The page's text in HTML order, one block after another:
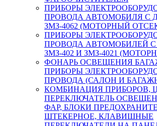
ПРИБОРЫ
ПРОВОДА АВТОМОБИЛЯ С
ЗМЗ-4062 (МОТОРНЫЙ
ПРИБОРЫ
ПРОВОДА АВТОМОБИЛЕЙ
ЗМЗ-402 И ЗМЗ-4021
ФОНАРЬ ОСВЕЩЕНИЯ
ПРИБОРЫ
ПРОВОДА (САЛОН И
КОМБИНАЦИЯ ПРИБОРОВ,
ПЕРЕКЛЮЧАТЕЛЬ
ФАР, БЛОКИ
ШТЕКЕРНОЕ, КЛАВИШНЫЕ